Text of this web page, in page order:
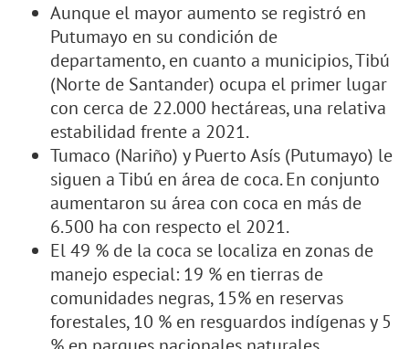
Aunque el mayor aumento se registró en
Putumayo en su condición de
departamento, en cuanto a municipios, Tibú
(Norte de Santander) ocupa el primer lugar
con cerca de 22.000 hectáreas, una relativa
estabilidad frente a 2021.
Tumaco (Nariño) y Puerto Asís (Putumayo) le
siguen a Tibú en área de coca. En conjunto
aumentaron su área con coca en más de
6.500 ha con respecto el 2021.
El 49 % de la coca se localiza en zonas de
manejo especial: 19 % en tierras de
comunidades negras, 15% en reservas
forestales, 10 % en resguardos indígenas y 5